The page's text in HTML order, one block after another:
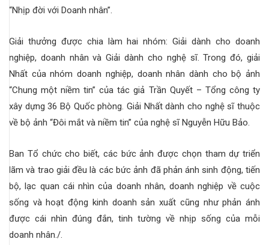
“Nhịp đời với Doanh nhân”.
Giải thưởng được chia làm hai nhóm: Giải dành cho doanh
nghiệp, doanh nhân và Giải dành cho nghệ sĩ. Trong đó, giải
Nhất của nhóm doanh nghiệp, doanh nhân dành cho bộ ảnh
“Chung một niềm tin” của tác giả Trần Quyết – Tổng công ty
xây dựng 36 Bộ Quốc phòng. Giải Nhất dành cho nghệ sĩ thuộc
về bộ ảnh “Đôi mắt và niềm tin” của nghệ sĩ Nguyễn Hữu Bảo.
Ban Tổ chức cho biết, các bức ảnh được chọn tham dự triển
lãm và trao giải đều là các bức ảnh đã phản ánh sinh động, tiến
bộ, lạc quan cái nhìn của doanh nhân, doanh nghiệp về cuộc
sống và hoạt động kinh doanh sản xuất cũng như phản ánh
được cái nhìn đúng đắn, tinh tường về nhịp sống của mỗi
doanh nhân./.